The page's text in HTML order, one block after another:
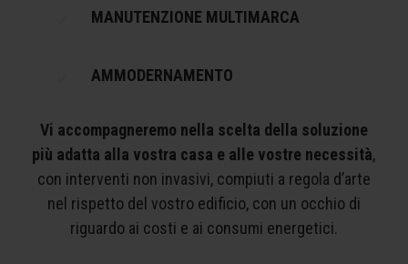
MANUTENZIONE MULTIMARCA
AMMODERNAMENTO
Vi accompagneremo nella scelta della soluzione
più adatta alla vostra casa e alle vostre necessità,
con interventi non invasivi, compiuti a regola d’arte
nel rispetto del vostro edificio, con un occhio di
riguardo ai costi e ai consumi energetici.